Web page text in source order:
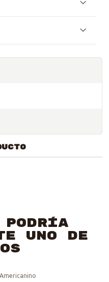
podría
uno de